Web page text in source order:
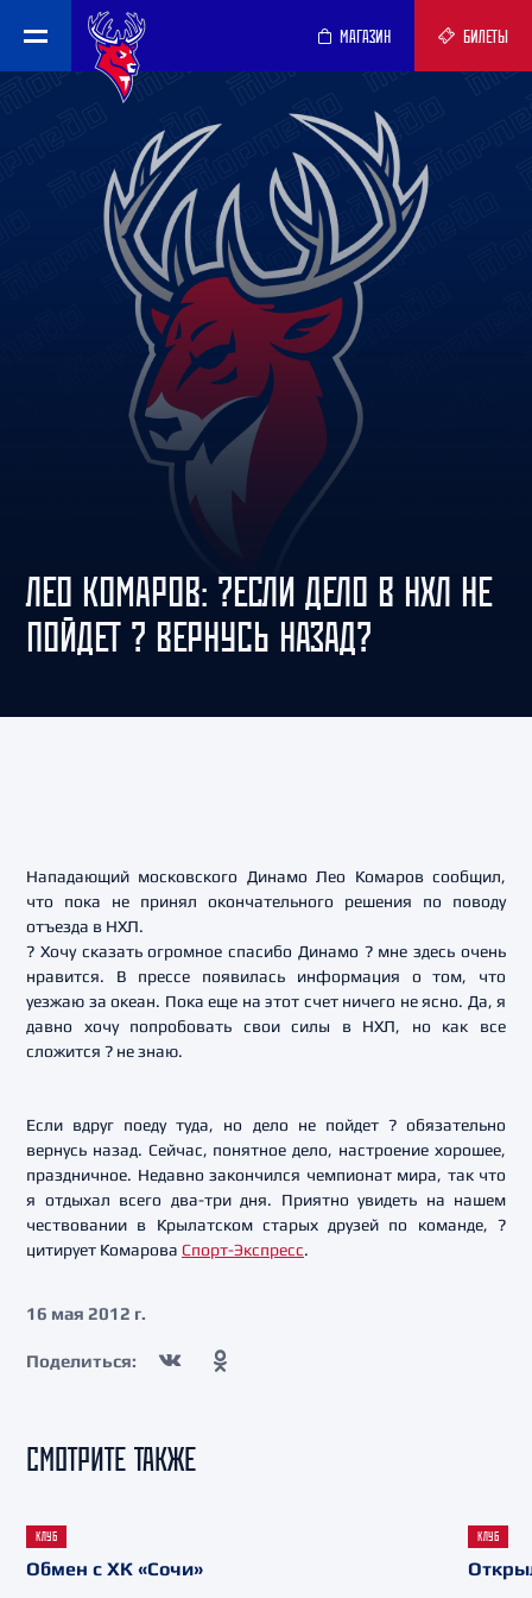
МАГАЗИН БИЛЕТЫ
ЛЕО КОМАРОВ: ?ЕСЛИ ДЕЛО В НХЛ НЕ
ПОЙДЕТ ? ВЕРНУСЬ НАЗАД?
Нападающий московского Динамо Лео Комаров сообщил,
что пока не принял окончательного решения по поводу
отъезда в НХЛ.
? Хочу сказать огромное спасибо Динамо ? мне здесь очень
нравится. В прессе появилась информация о том, что
уезжаю за океан. Пока еще на этот счет ничего не ясно. Да, я
давно хочу попробовать свои силы в НХЛ, но как все
сложится ? не знаю.
Если вдруг поеду туда, но дело не пойдет ? обязательно
вернусь назад. Сейчас, понятное дело, настроение хорошее,
праздничное. Недавно закончился чемпионат мира, так что
я отдыхал всего два-три дня. Приятно увидеть на нашем
чествовании в Крылатском старых друзей по команде, ?
цитирует Комарова Спорт-Экспресс.
16 мая 2012 г.
Поделиться:
СМОТРИТЕ ТАКЖЕ
КЛУБ
Обмен с ХК «Сочи»
КЛУБ